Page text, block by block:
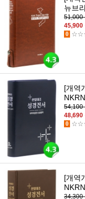
뉴브
51,000
45,900
0
[개역
54,100
48,690
0
[개역
34,300